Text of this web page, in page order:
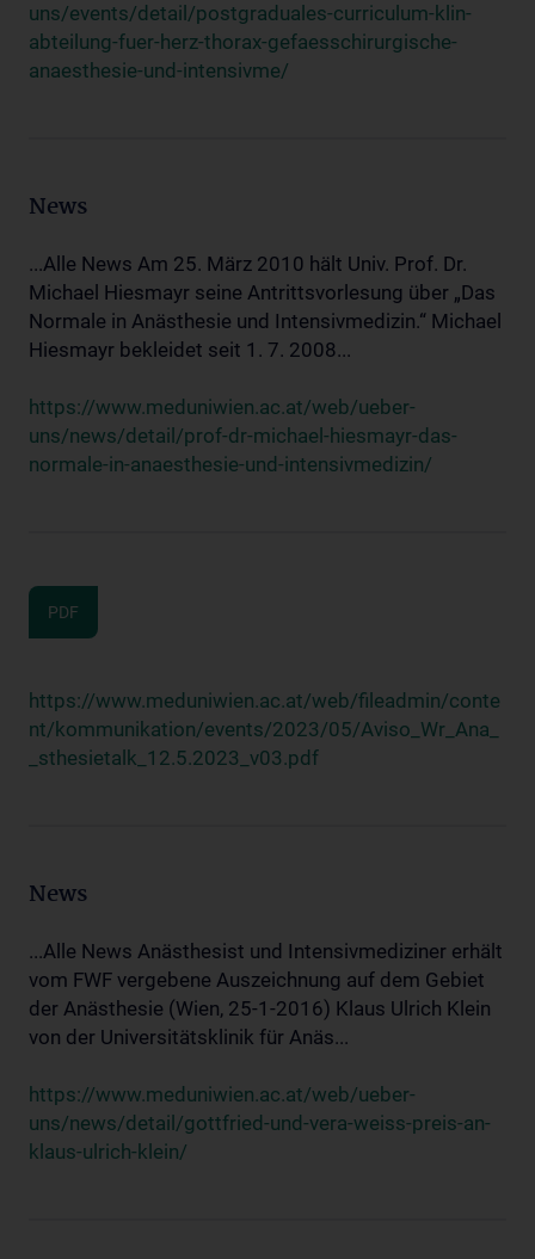
uns/events/detail/postgraduales-curriculum-klin-
abteilung-fuer-herz-thorax-gefaesschirurgische-
anaesthesie-und-intensivme/
News
...Alle News Am 25. März 2010 hält Univ. Prof. Dr.
Michael Hiesmayr seine Antrittsvorlesung über „Das
Normale in Anästhesie und Intensivmedizin.“ Michael
Hiesmayr bekleidet seit 1. 7. 2008...
https://www.meduniwien.ac.at/web/ueber-
uns/news/detail/prof-dr-michael-hiesmayr-das-
normale-in-anaesthesie-und-intensivmedizin/
PDF
https://www.meduniwien.ac.at/web/fileadmin/conte
nt/kommunikation/events/2023/05/Aviso_Wr_Ana_
_sthesietalk_12.5.2023_v03.pdf
News
...Alle News Anästhesist und Intensivmediziner erhält
vom FWF vergebene Auszeichnung auf dem Gebiet
der Anästhesie (Wien, 25-1-2016) Klaus Ulrich Klein
von der Universitätsklinik für Anäs...
https://www.meduniwien.ac.at/web/ueber-
uns/news/detail/gottfried-und-vera-weiss-preis-an-
klaus-ulrich-klein/